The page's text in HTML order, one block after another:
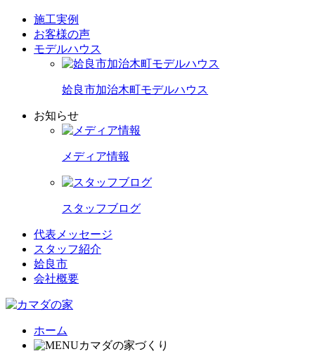
施工実例
お客様の声
モデルハウス
姶良市加治木町モデルハウス
お知らせ
メディア情報
スタッフブログ
代表メッセージ
スタッフ紹介
姶良市
会社概要
ホーム
カマダの家づくり